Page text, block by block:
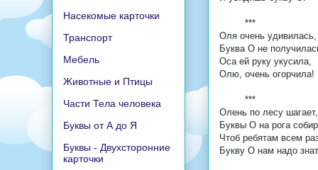
***
Оля очень удивилась,
Буква О не
Оса ей руку укусила,
Олю, очень огорчила!
***
Олень по лесу шагает,
Буквы О на рога
Чтоб ребятам всем
Букву О нам надо
Насекомые карточки
Транспорт
Мебель
Животные и Птицы
Части Тела человека
Буквы от А до Я
Буквы - Двухсторонние
карточки